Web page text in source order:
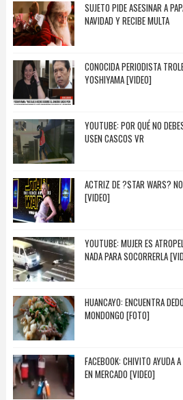
SUJETO PIDE ASESINAR A
NAVIDAD Y RECIBE MULTA
CONOCIDA PERIODISTA
YOSHIYAMA [VIDEO]
YOUTUBE: POR QUÉ NO
USEN CASCOS VR
ACTRIZ DE ?STAR WARS?
[VIDEO]
YOUTUBE: MUJER ES
NADA PARA SOCORRERLA
HUANCAYO: ENCUENTRA
MONDONGO [FOTO]
FACEBOOK: CHIVITO AYUDA
EN MERCADO [VIDEO]